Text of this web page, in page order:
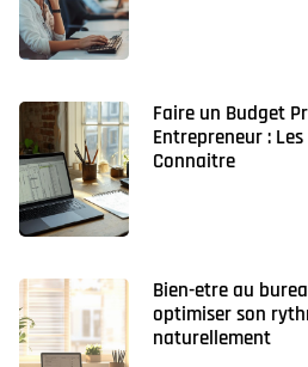
Faire un Budget
Entrepreneur :
Connaitre
Bien-etre au
optimiser son
naturellement